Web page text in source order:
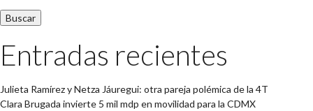
Entradas recientes
Julieta Ramírez y Netza Jáuregui: otra pareja polémica de la 4T
Clara Brugada invierte 5 mil mdp en movilidad para la CDMX